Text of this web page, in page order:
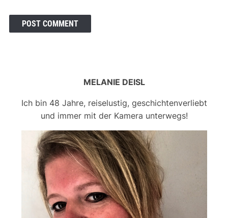
MELANIE DEISL
Ich bin 48 Jahre, reiselustig, geschichtenverliebt
und immer mit der Kamera unterwegs!